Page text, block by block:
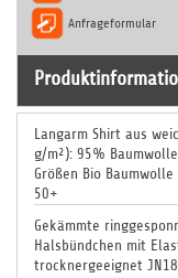
Anfrageformular
Langarm Shirt aus
g/m²): 95%
Größen Bio Baumwolle
50+
Gekämmte
Halsbündchen mit
trocknergeeignet